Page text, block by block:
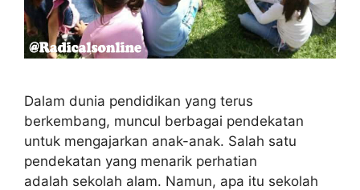
Dalam dunia pendidikan yang terus
berkembang, muncul berbagai pendekatan
untuk mengajarkan anak-anak. Salah satu
pendekatan yang menarik perhatian
adalah sekolah alam. Namun, apa itu sekolah